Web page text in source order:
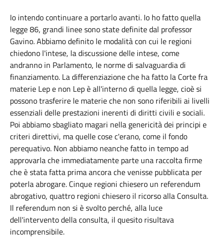
Io intendo continuare a portarlo avanti. Io ho fatto quella
legge 86, grandi linee sono state definite dal professor
Gavino. Abbiamo definito le modalità con cui le regioni
chiedono l'intese, la discussione delle intese, come
andranno in Parlamento, le norme di salvaguardia di
finanziamento. La differenziazione che ha fatto la Corte fra
materie Lep e non Lep è all'interno di quella legge, cioè si
possono trasferire le materie che non sono riferibili ai livelli
essenziali delle prestazioni inerenti di diritti civili e sociali.
Poi abbiamo sbagliato magari nella genericità dei principi e
criteri direttivi, ma quelle cose c'erano, come il fondo
perequativo. Non abbiamo neanche fatto in tempo ad
approvarla che immediatamente parte una raccolta firme
che è stata fatta prima ancora che venisse pubblicata per
poterla abrogare. Cinque regioni chiesero un referendum
abrogativo, quattro regioni chiesero il ricorso alla Consulta.
Il referendum non si è svolto perché, alla luce
dell'intervento della consulta, il quesito risultava
incomprensibile.